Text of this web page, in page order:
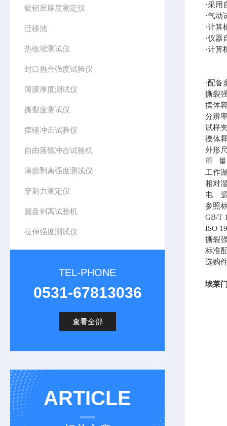
镀铝层厚度测定仪
迁移池
热收缩测试仪
封口热合强度试验仪
薄膜厚度测试仪
撕裂度测试仪
摆锤冲击试验仪
自由落镖冲击试验机
薄膜剥离强度测试仪
穿刺力测定仪
圆盘剥离试验机
拉伸强度测试仪
TEL-PHONE
0531-67813036
查看全部
ARTICLE
·采用
·气动
·计算
·仪器
·计算
·配
撕裂
摆体
分辨
试样
摆体
外形
重
量
工作
相对
电
参照
GB/T
撕裂
标准
选购
埃莱